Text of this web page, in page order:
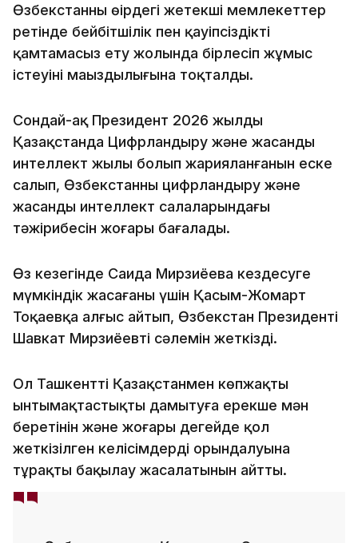
Өзбекстанның өңірдегі жетекші мемлекеттер
ретінде бейбітшілік пен қауіпсіздікті
қамтамасыз ету жолында бірлесіп жұмыс
істеуінің маңыздылығына тоқталды.
Сондай-ақ Президент 2026 жылдың
Қазақстанда Цифрландыру және жасанды
интеллект жылы болып жарияланғанын еске
салып, Өзбекстанның цифрландыру және
жасанды интеллект салаларындағы
тәжірибесін жоғары бағалады.
Өз кезегінде Саида Мирзиёева кездесуге
мүмкіндік жасағаны үшін Қасым-Жомарт
Тоқаевқа алғыс айтып, Өзбекстан Президенті
Шавкат Мирзиёевтің сәлемін жеткізді.
Ол Ташкенттің Қазақстанмен көпжақты
ынтымақтастықты дамытуға ерекше мән
беретінін және жоғары деңгейде қол
жеткізілген келісімдердің орындалуына
тұрақты бақылау жасалатынын айтты.